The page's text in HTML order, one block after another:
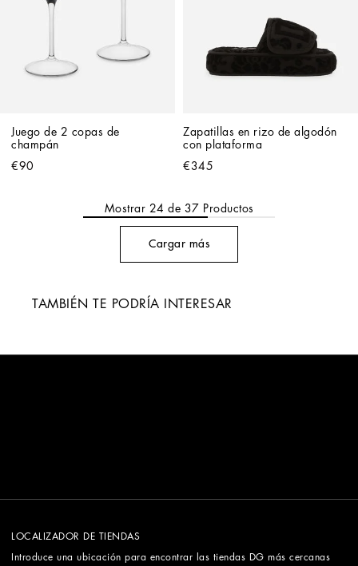
Juego de 2 copas de
champán
€90
Zapatillas en rizo de algodón
con plataforma
€345
Mostrar 24 de 37 Productos
Cargar más
TAMBIÉN TE PODRÍA INTERESAR
LOCALIZADOR DE TIENDAS
Introduce una ubicación para encontrar las tiendas DG más cercanas